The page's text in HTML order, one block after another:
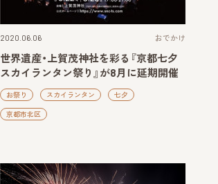
2020.06.06 おでかけ
世界遺産・上賀茂神社を彩る『京都七夕
スカイランタン祭り』が8月に延期開催
お祭り スカイランタン 七夕
京都市北区